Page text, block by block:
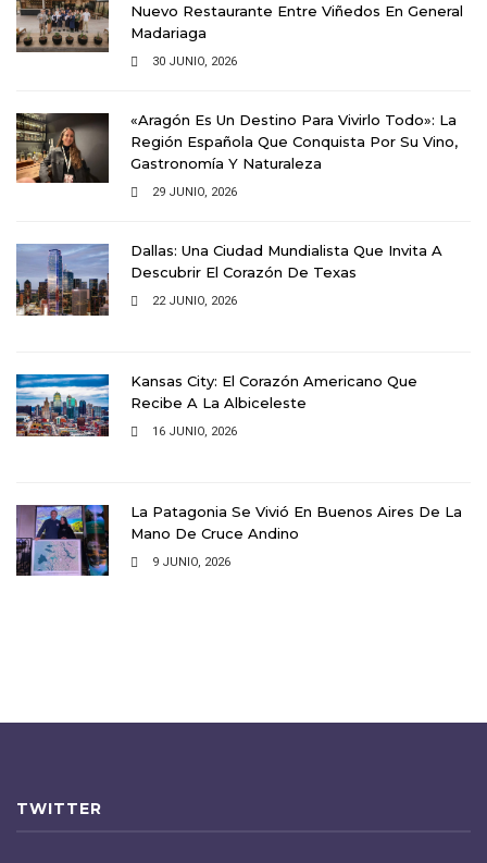
Nuevo Restaurante Entre Viñedos En General
Madariaga
30 JUNIO, 2026
«Aragón Es Un Destino Para Vivirlo Todo»: La
Región Española Que Conquista Por Su Vino,
Gastronomía Y Naturaleza
29 JUNIO, 2026
Dallas: Una Ciudad Mundialista Que Invita A
Descubrir El Corazón De Texas
22 JUNIO, 2026
Kansas City: El Corazón Americano Que
Recibe A La Albiceleste
16 JUNIO, 2026
La Patagonia Se Vivió En Buenos Aires De La
Mano De Cruce Andino
9 JUNIO, 2026
TWITTER